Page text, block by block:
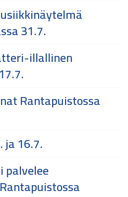
31.7.
illallinen
Rantapuistossa
16.7.
palvelee